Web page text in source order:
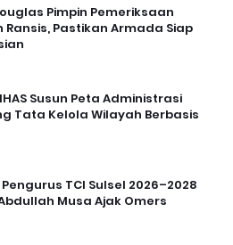
Pimpin Pemeriksaan
Pastikan Armada Siap
Susun Peta Administrasi
Tata Kelola Wilayah Berbasis
TCI Sulsel 2026–2028
Musa Ajak Omers